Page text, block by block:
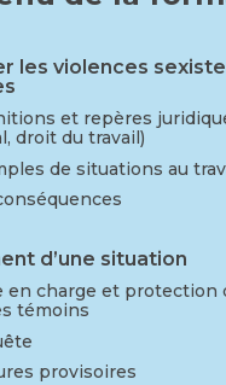
les violences
et repères
droit du travail)
de situations au
d’une situation
en charge et protection
témoins
provisoires